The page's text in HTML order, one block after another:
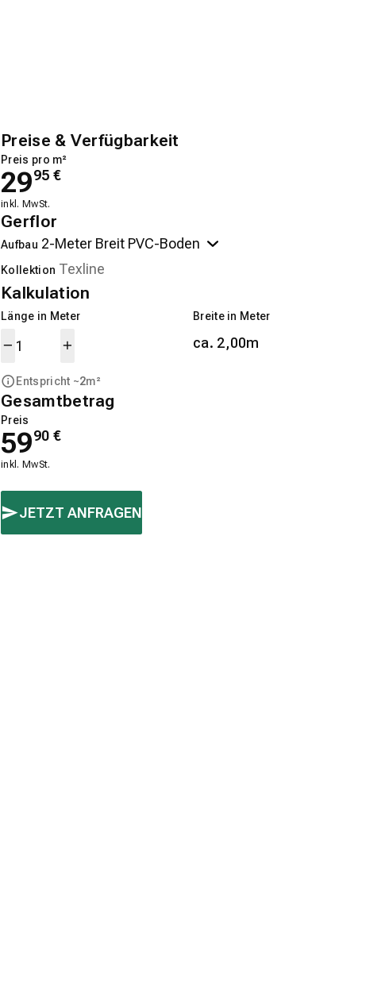
Preise & Verfügbarkeit
Preis pro m²
2995 €
inkl. MwSt.
Gerflor
Aufbau
Kollektion
Kalkulation
Länge in Meter
Entspricht ~2m²
Breite in Meter
ca. 2,00m
Gesamtbetrag
Preis
5990 €
inkl. MwSt.
JETZT ANFRAGEN